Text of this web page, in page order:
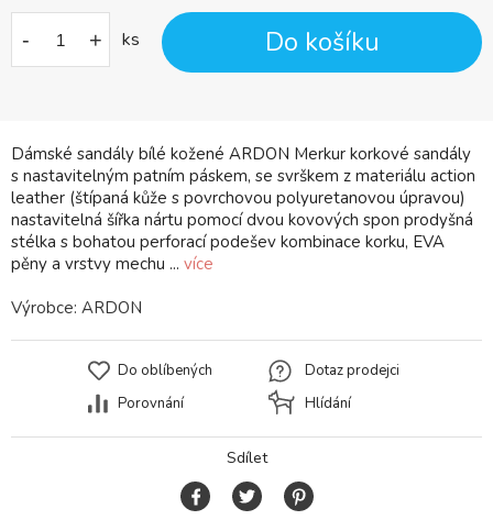
Dámské sandály bílé kožené ARDON Merkur korkové sandály
s nastavitelným patním páskem, se svrškem z materiálu action
leather (štípaná kůže s povrchovou polyuretanovou úpravou)
nastavitelná šířka nártu pomocí dvou kovových spon prodyšná
stélka s bohatou perforací podešev kombinace korku, EVA
pěny a vrstvy mechu ... více
- + ks Do košíku
Výrobce: ARDON
Do oblíbených
Porovnání
Dotaz prodejci
Hlídání
Sdílet